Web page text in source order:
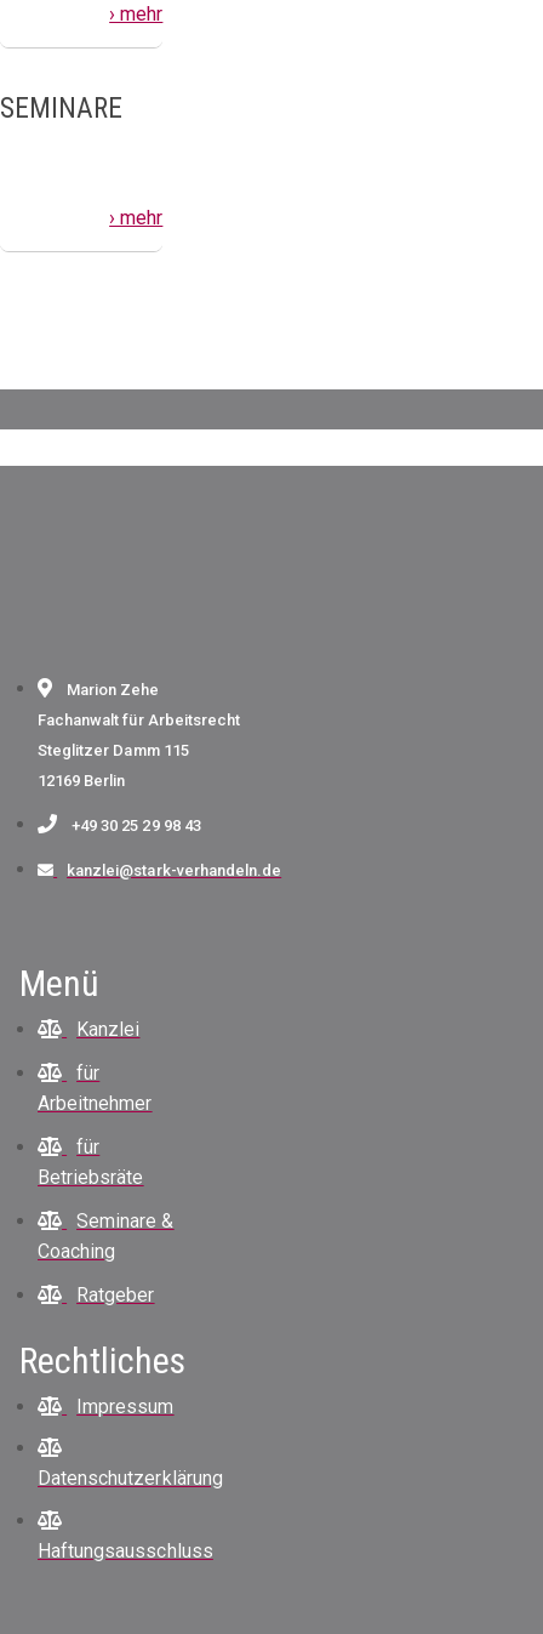
› mehr
SEMINARE
› mehr
Marion Zehe
Fachanwalt für Arbeitsrecht
Steglitzer Damm 115
12169 Berlin
+49 30 25 29 98 43
kanzlei@stark-verhandeln.de
Menü
Kanzlei
für
Arbeitnehmer
für
Betriebsräte
Seminare &
Coaching
Ratgeber
Rechtliches
Impressum
Datenschutzerklärung
Haftungsausschluss